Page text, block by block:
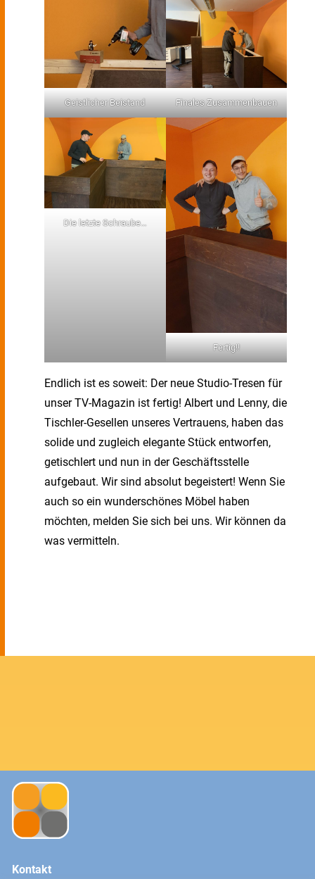
Geistlicher Beistand Finales Zusammenbauen
Die letzte Schraube…
Fertig!!
Endlich ist es soweit: Der neue Studio-Tresen für
unser TV-Magazin ist fertig! Albert und Lenny, die
Tischler-Gesellen unseres Vertrauens, haben das
solide und zugleich elegante Stück entworfen,
getischlert und nun in der Geschäftsstelle
aufgebaut. Wir sind absolut begeistert! Wenn Sie
auch so ein wunderschönes Möbel haben
möchten, melden Sie sich bei uns. Wir können da
was vermitteln.
Kontakt